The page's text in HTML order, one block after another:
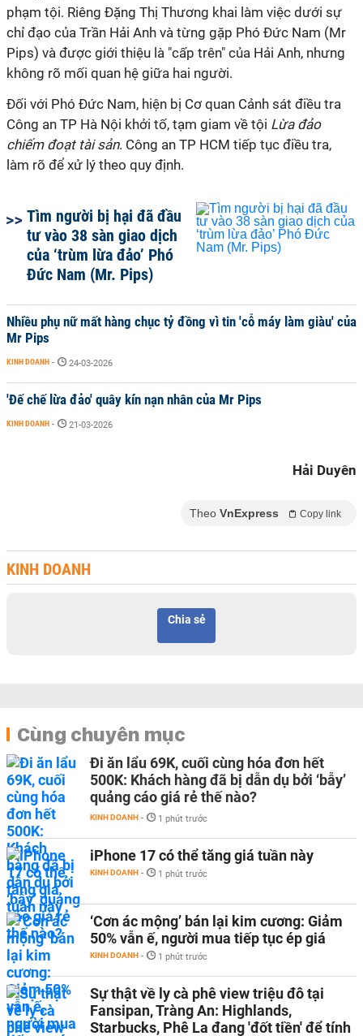
phạm tội. Riêng Đặng Thị Thương khai làm việc dưới sự
chỉ đạo của Trần Hải Anh và từng gặp Phó Đức Nam (Mr
Pips) và được giới thiệu là "cấp trên" của Hải Anh, nhưng
không rõ mối quan hệ giữa hai người.
Đối với Phó Đức Nam, hiện bị Cơ quan Cảnh sát điều tra
Công an TP Hà Nội khởi tố, tạm giam về tội Lừa đảo
chiếm đoạt tài sản. Công an TP HCM tiếp tục điều tra,
làm rõ để xử lý theo quy định.
Tìm người bị hại đã đầu
tư vào 38 sàn giao dịch
của ‘trùm lừa đảo’ Phó
Đức Nam (Mr. Pips)
Nhiều phụ nữ mất hàng chục tỷ đồng vì tin 'cỗ máy làm giàu' của
Mr Pips
KINH DOANH - 24-03-2026
'Đế chế lừa đảo' quây kín nạn nhân của Mr Pips
KINH DOANH - 21-03-2026
Hải Duyên
Theo VnExpress Copy link
KINH DOANH
Chia sẻ
Cùng chuyên mục
Đi ăn lẩu 69K, cuối cùng hóa đơn hết
500K: Khách hàng đã bị dẫn dụ bởi ‘bẫy’
quảng cáo giá rẻ thế nào?
KINH DOANH - 1 phút trước
iPhone 17 có thể tăng giá tuần này
KINH DOANH - 1 phút trước
‘Cơn ác mộng’ bán lại kim cương: Giảm
50% vẫn ế, người mua tiếp tục ép giá
KINH DOANH - 1 phút trước
Sự thật về ly cà phê view triệu đô tại
Fansipan, Tràng An: Highlands,
Starbucks, Phê La đang 'đốt tiền' để tính